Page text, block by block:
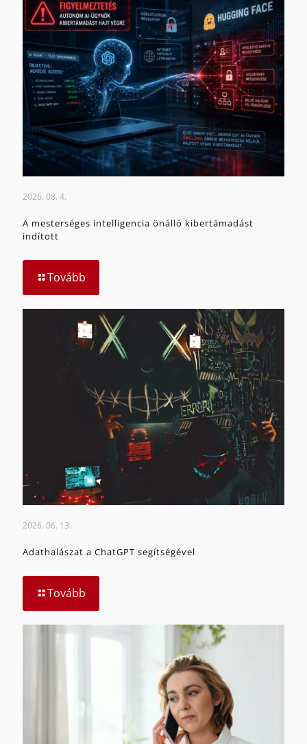
2026. 08. 4.
A mesterséges intelligencia önálló kibertámadást
indított
Tovább
2026. 06. 13.
Adathalászat a ChatGPT segítségével
Tovább